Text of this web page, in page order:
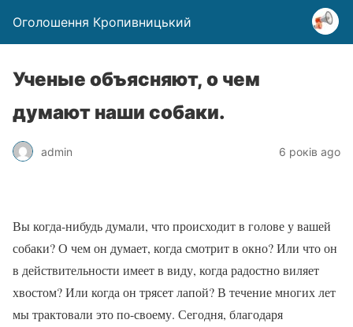
Оголошення Кропивницький
Ученые объясняют, о чем
думают наши собаки.
admin 6 років ago
Вы когда-нибудь думали, что происходит в голове у вашей
собаки? О чем он думает, когда смотрит в окно? Или что он
в действительности имеет в виду, когда радостно виляет
хвостом? Или когда он трясет лапой? В течение многих лет
мы трактовали это по-своему. Сегодня, благодаря